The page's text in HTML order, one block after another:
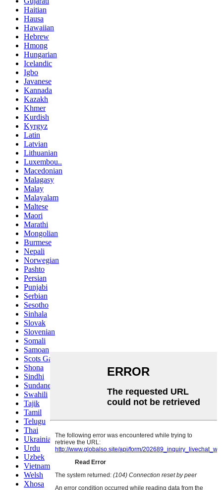
Haitian
Hausa
Hawaiian
Hebrew
Hmong
Hungarian
Icelandic
Igbo
Javanese
Kannada
Kazakh
Khmer
Kurdish
Kyrgyz
Latin
Latvian
Lithuanian
Luxembou..
Macedonian
Malagasy
Malay
Malayalam
Maltese
Maori
Marathi
Mongolian
Burmese
Nepali
Norwegian
Pashto
Persian
Punjabi
Serbian
Sesotho
Sinhala
Slovak
Slovenian
Somali
Samoan
Scots Gaelic
Shona
Sindhi
Sundanese
Swahili
Tajik
Tamil
Telugu
Thai
Ukrainian
Urdu
Uzbek
Vietnamese
Welsh
Xhosa